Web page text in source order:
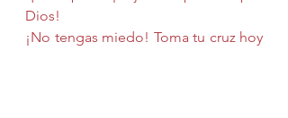
Dios!
¡No tengas miedo! Toma tu cruz hoy